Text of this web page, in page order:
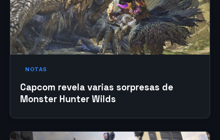
NOTAS
Capcom revela varias sorpresas de
Monster Hunter Wilds